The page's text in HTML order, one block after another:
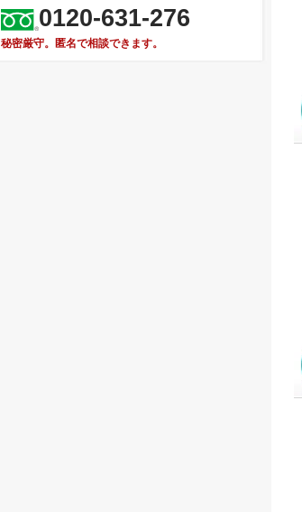
0120-631-276
秘密厳守。匿名で相談できます。